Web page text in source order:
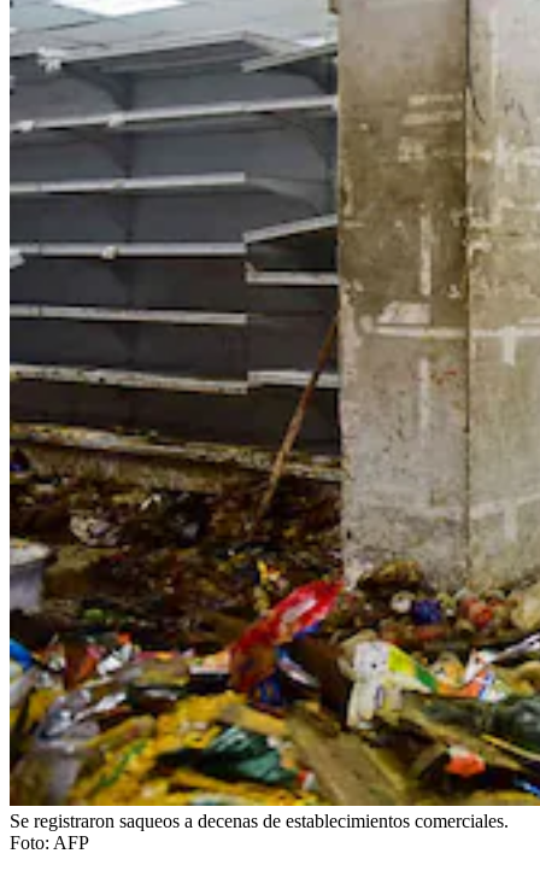
Se registraron saqueos a decenas de establecimientos comerciales.
Foto: AFP